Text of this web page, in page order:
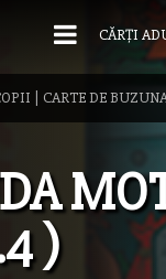
CĂRȚI
CARTE DE
)